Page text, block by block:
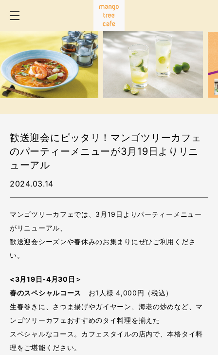
歓送迎会にピッタリ！マンゴツリーカフェ
のパーティーメニューが3月19日よりリニ
ューアル
2024.03.14
マンゴツリーカフェでは、3月19日よりパーティーメニュー
がリニューアル、
歓送迎会シーズンや春休みのお集まりにぜひご利用くださ
い。
<3月19日-4月30日＞
春のスペシャルコース
お1人様 4,000円（税込）
生春巻きに、さつま揚げやガイヤーン、海老の炒めなど、マ
ンゴツリーカフェおすすめのタイ料理を揃えた
スペシャルなコース。カフェスタイルの店内で、本格タイ料
理をご堪能ください。